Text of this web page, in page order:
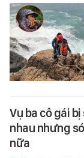
Vụ ba cô gái
nhau nhưng
nữa